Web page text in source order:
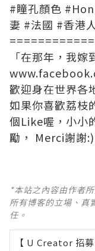
#瞳孔顏色
妻 #法國 #香港
「在那年，我嫁
歡迎身在世界各
如果你喜歡荔枝
個Like喔，小小
勵， Merci謝謝:)
*本站之內容由作者
所有博客的立場、真
任。
【 U Creator 招募